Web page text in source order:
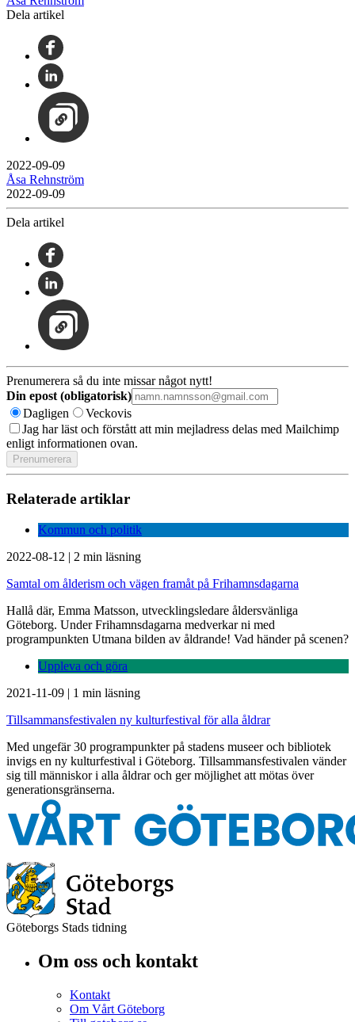
Dela artikel
2022-09-09
Åsa Rehnström
2022-09-09
Dela artikel
Prenumerera så du inte missar något nytt!
Din epost (obligatorisk)
Dagligen
Veckovis
Jag har läst och förstått att min mejladress delas med Mailchimp
enligt informationen ovan.
Relaterade artiklar
Kommun och politik
2022-08-12 | 2 min läsning
Samtal om ålderism och vägen framåt på Frihamnsdagarna
Hallå där, Emma Matsson, utvecklingsledare åldersvänliga
Göteborg. Under Frihamnsdagarna medverkar ni med
programpunkten Utmana bilden av åldrande! Vad händer på scenen?
Uppleva och göra
2021-11-09 | 1 min läsning
Tillsammansfestivalen ny kulturfestival för alla åldrar
Med ungefär 30 programpunkter på stadens museer och bibliotek
invigs en ny kulturfestival i Göteborg. Tillsammansfestivalen vänder
sig till människor i alla åldrar och ger möjlighet att mötas över
generationsgränserna.
Göteborgs Stads tidning
Om oss och kontakt
Kontakt
Om Vårt Göteborg